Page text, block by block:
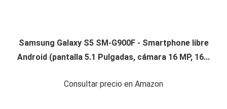
Samsung Galaxy S5 SM-G900F - Smartphone libre
Android (pantalla 5.1 Pulgadas, cámara 16 MP, 16...
Consultar precio en Amazon